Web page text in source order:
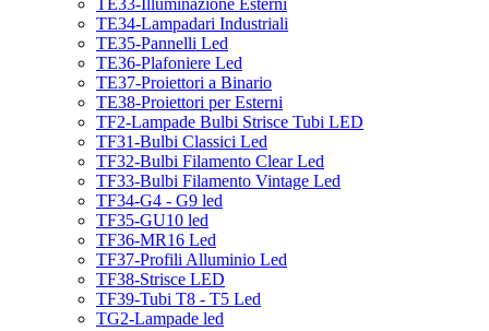
TE33-Illuminazione Esterni
TE34-Lampadari Industriali
TE35-Pannelli Led
TE36-Plafoniere Led
TE37-Proiettori a Binario
TE38-Proiettori per Esterni
TF2-Lampade Bulbi Strisce Tubi LED
TF31-Bulbi Classici Led
TF32-Bulbi Filamento Clear Led
TF33-Bulbi Filamento Vintage Led
TF34-G4 - G9 led
TF35-GU10 led
TF36-MR16 Led
TF37-Profili Alluminio Led
TF38-Strisce LED
TF39-Tubi T8 - T5 Led
TG2-Lampade led